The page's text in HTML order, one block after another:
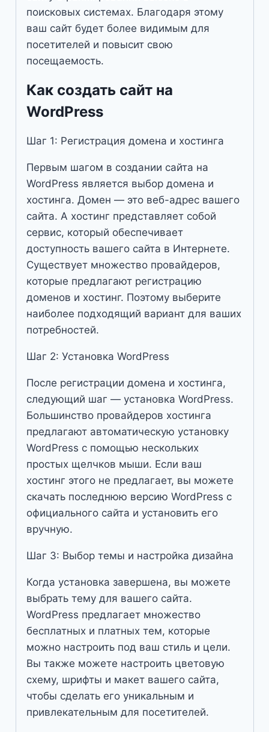
поисковых системах. Благодаря этому
ваш сайт будет более видимым для
посетителей и повысит свою
посещаемость.
Как создать сайт на
WordPress
Шаг 1: Регистрация домена и хостинга
Первым шагом в создании сайта на
WordPress является выбор домена и
хостинга. Домен — это веб-адрес вашего
сайта. А хостинг представляет собой
сервис, который обеспечивает
доступность вашего сайта в Интернете.
Существует множество провайдеров,
которые предлагают регистрацию
доменов и хостинг. Поэтому выберите
наиболее подходящий вариант для ваших
потребностей.
Шаг 2: Установка WordPress
После регистрации домена и хостинга,
следующий шаг — установка WordPress.
Большинство провайдеров хостинга
предлагают автоматическую установку
WordPress с помощью нескольких
простых щелчков мыши. Если ваш
хостинг этого не предлагает, вы можете
скачать последнюю версию WordPress с
официального сайта и установить его
вручную.
Шаг 3: Выбор темы и настройка дизайна
Когда установка завершена, вы можете
выбрать тему для вашего сайта.
WordPress предлагает множество
бесплатных и платных тем, которые
можно настроить под ваш стиль и цели.
Вы также можете настроить цветовую
схему, шрифты и макет вашего сайта,
чтобы сделать его уникальным и
привлекательным для посетителей.